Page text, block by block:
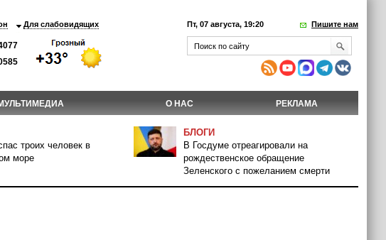
Для слабовидящих Пт, 07 августа, 19:20 Пишите нам
О НАС РЕКЛАМА
троих человек в
море
БЛОГИ
В Госдуме отреагировали на
рождественское обращение
Зеленского с пожеланием смерти